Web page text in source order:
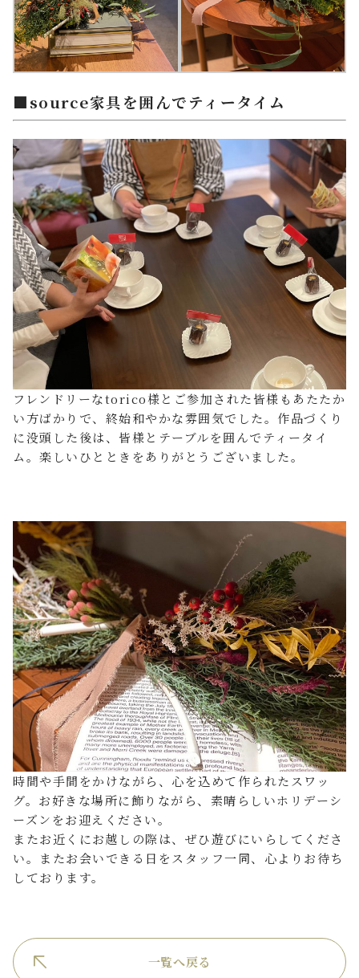
■source家具を囲んでティータイム
フレンドリーなtorico様とご参加された皆様もあたたか
い方ばかりで、終始和やかな雰囲気でした。作品づくり
に没頭した後は、皆様とテーブルを囲んでティータイ
ム。楽しいひとときをありがとうございました。
時間や手間をかけながら、心を込めて作られたスワッ
グ。お好きな場所に飾りながら、素晴らしいホリデーシ
ーズンをお迎えください。
またお近くにお越しの際は、ぜひ遊びにいらしてくださ
い。またお会いできる日をスタッフ一同、心よりお待ち
しております。
一覧へ戻る